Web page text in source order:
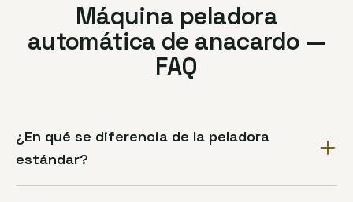
Máquina peladora
automática de anacardo —
FAQ
¿En qué se diferencia de la peladora
estándar?